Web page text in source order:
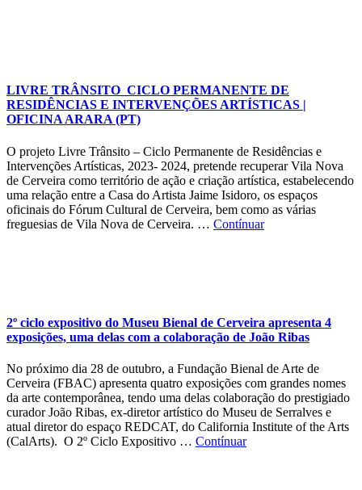
LIVRE TRÂNSITO_CICLO PERMANENTE DE
RESIDÊNCIAS E INTERVENÇÕES ARTÍSTICAS |
OFICINA ARARA (PT)
O projeto Livre Trânsito – Ciclo Permanente de Residências e
Intervenções Artísticas, 2023- 2024, pretende recuperar Vila Nova
de Cerveira como território de ação e criação artística, estabelecendo
uma relação entre a Casa do Artista Jaime Isidoro, os espaços
oficinais do Fórum Cultural de Cerveira, bem como as várias
freguesias de Vila Nova de Cerveira. … Contínuar
2º ciclo expositivo do Museu Bienal de Cerveira apresenta 4
exposições, uma delas com a colaboração de João Ribas
No próximo dia 28 de outubro, a Fundação Bienal de Arte de
Cerveira (FBAC) apresenta quatro exposições com grandes nomes
da arte contemporânea, tendo uma delas colaboração do prestigiado
curador João Ribas, ex-diretor artístico do Museu de Serralves e
atual diretor do espaço REDCAT, do California Institute of the Arts
(CalArts). O 2º Ciclo Expositivo … Contínuar